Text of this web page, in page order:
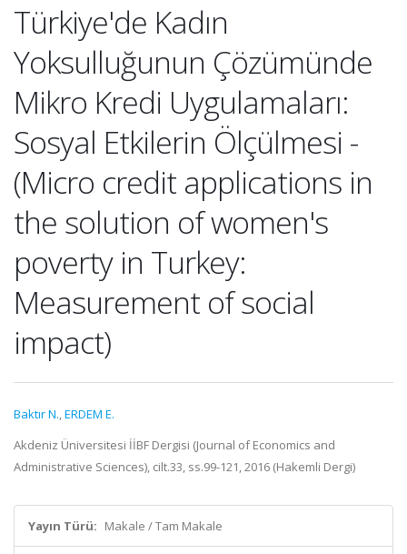
Türkiye'de Kadın
Yoksulluğunun Çözümünde
Mikro Kredi Uygulamaları:
Sosyal Etkilerin Ölçülmesi -
(Micro credit applications in
the solution of women's
poverty in Turkey:
Measurement of social
impact)
Baktır N.,ERDEM E.
Akdeniz Üniversitesi İİBF Dergisi (Journal of Economics and
Administrative Sciences), cilt.33, ss.99-121, 2016 (Hakemli Dergi)
Yayın Türü: Makale / Tam Makale